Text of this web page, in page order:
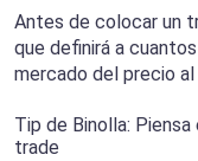
Antes de colocar un
que definirá a
mercado del precio al
Tip de Binolla:
trade